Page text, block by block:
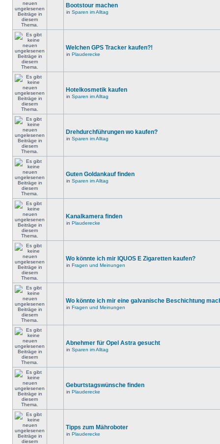
Bootstour machen
in Sparen im Alltag
Welchen GPS Tracker kaufen?!
in Plauderecke
Hotelkosmetik kaufen
in Sparen im Alltag
Drehdurchführungen wo kaufen?
in Sparen im Alltag
Guten Goldankauf finden
in Sparen im Alltag
Kanalkamera finden
in Plauderecke
Wo könnte ich mir IQUOS E Zigaretten kaufen?
in Fragen und Meinungen
Wo könnte ich mir eine galvanische Beschichtung
in Fragen und Meinungen
Abnehmer für Opel Astra gesucht
in Sparen im Alltag
Geburtstagswünsche finden
in Plauderecke
Tipps zum Mähroboter
in Plauderecke